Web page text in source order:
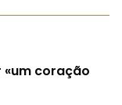
«um coração